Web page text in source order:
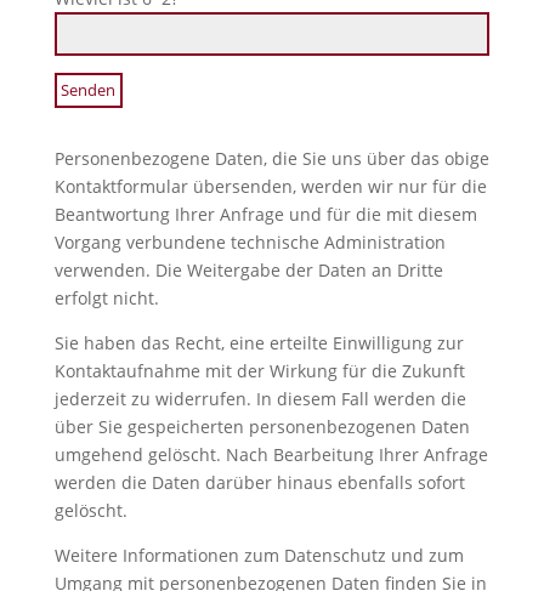
Personenbezogene Daten, die Sie uns über das obige
Kontaktformular übersenden, werden wir nur für die
Beantwortung Ihrer Anfrage und für die mit diesem
Vorgang verbundene technische Administration
verwenden. Die Weitergabe der Daten an Dritte
erfolgt nicht.
Sie haben das Recht, eine erteilte Einwilligung zur
Kontaktaufnahme mit der Wirkung für die Zukunft
jederzeit zu widerrufen. In diesem Fall werden die
über Sie gespeicherten personenbezogenen Daten
umgehend gelöscht. Nach Bearbeitung Ihrer Anfrage
werden die Daten darüber hinaus ebenfalls sofort
gelöscht.
Weitere Informationen zum Datenschutz und zum
Umgang mit personenbezogenen Daten finden Sie in